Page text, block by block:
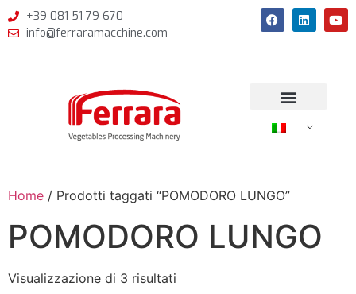
+39 081 51 79 670
info@ferraramacchine.com
Home / Prodotti taggati “POMODORO LUNGO”
POMODORO LUNGO
Visualizzazione di 3 risultati